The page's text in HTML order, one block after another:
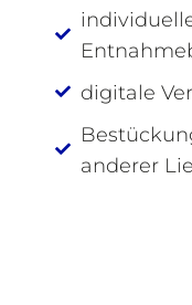
digitale
anderer